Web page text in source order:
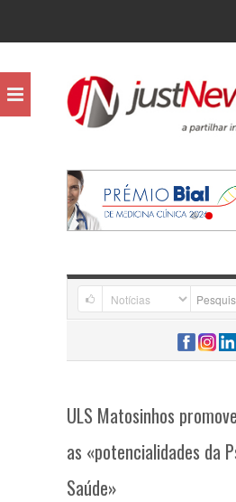
ULS Matosinhos
as «potencialidades da
Saúde»